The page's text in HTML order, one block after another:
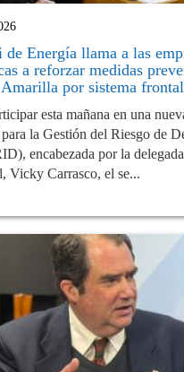
de Energía llama a las
a reforzar medidas
por sistema
esta mañana en una
la Gestión del Riesgo de
encabezada por la
Vicky Carrasco, el se...